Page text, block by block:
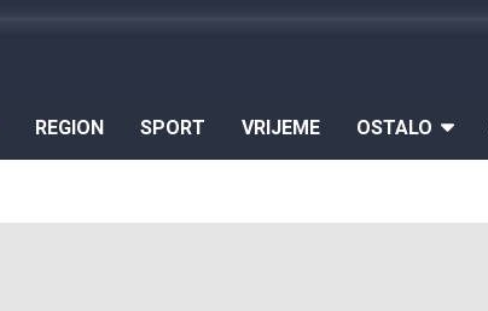
REGION SPORT VRIJEME OSTALO